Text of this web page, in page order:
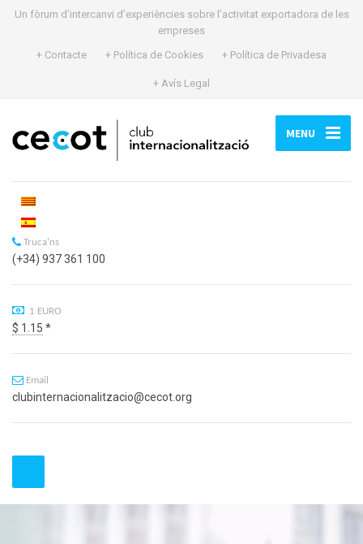
Un fòrum d’intercanvi d’experiències sobre l’activitat exportadora de les
empreses
+ Contacte
+ Política de Cookies + Política de Privadesa
+ Avís Legal
MENU
Truca'ns
(+34) 937 361 100
1 EURO
$ 1.15 *
Email
clubinternacionalitzacio@cecot.org